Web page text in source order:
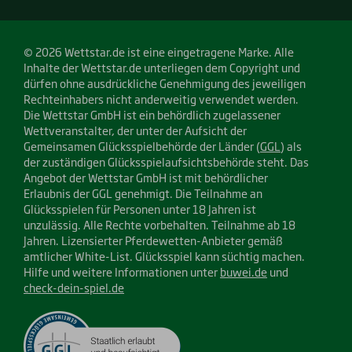
© 2026 Wettstar.de ist eine eingetragene Marke. Alle
Inhalte der Wettstar.de unterliegen dem Copyright und
dürfen ohne ausdrückliche Genehmigung des jeweiligen
Rechteinhabers nicht anderweitig verwendet werden.
Die Wettstar GmbH ist ein behördlich zugelassener
Wettveranstalter, der unter der Aufsicht der
Gemeinsamen Glücksspielbehörde der Länder (GGL ) als
der zuständigen Glücksspielaufsichtsbehörde steht. Das
Angebot der Wettstar GmbH ist mit behördlicher
Erlaubnis der GGL genehmigt. Die Teilnahme an
Glücksspielen für Personen unter 18 Jahren ist
unzulässig. Alle Rechte vorbehalten. Teilnahme ab 18
Jahren. Lizensierter Pferdewetten-Anbieter gemäß
amtlicher White-List. Glücksspiel kann süchtig machen.
Hilfe und weitere Informationen unterbuwei.deund
check-dein-spiel.de